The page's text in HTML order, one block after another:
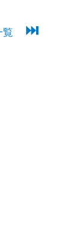
覧 ⏭